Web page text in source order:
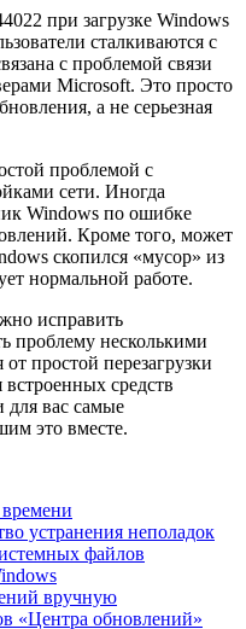
при загрузке Windows
сталкиваются с
с проблемой связи
Microsoft. Это просто
а не серьезная
проблемой с
сети. Иногда
Windows по ошибке
Кроме того, может
скопился «мусор» из
нормальной работе.
исправить
проблему несколькими
простой перезагрузки
средств
для вас самые
это вместе.
устранения неполадок
файлов
вручную
«Центра обновлений»